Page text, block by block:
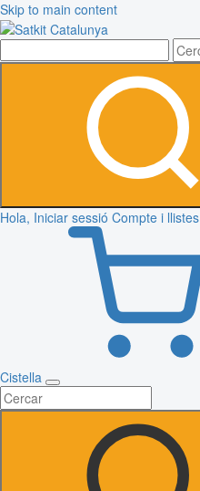
Skip to main content
Hola, Iniciar sessió Compte i llistes
Cistella